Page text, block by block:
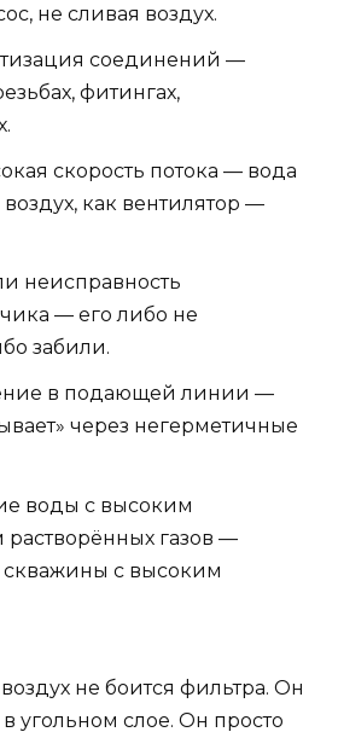
не сливая воздух.
соединений —
фитингах,
скорость потока — вода
воздух, как вентилятор —
неисправность
— его либо не
забили.
в подающей линии —
через негерметичные
воды с высоким
газов —
с высоким
не боится фильтра. Он
в угольном слое. Он просто